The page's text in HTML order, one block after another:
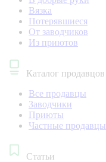
Вязка
Потерявшиеся
От заводчиков
Из приютов
Каталог продавцов
Все продавцы
Заводчики
Приюты
Частные продавцы
Статьи